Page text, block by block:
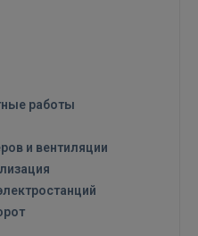
работы
и вентиляции